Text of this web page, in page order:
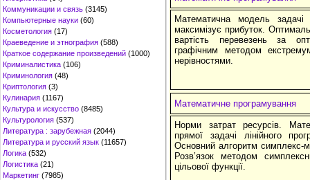
Коммуникации и связь (3145)
Компьютерные науки (60)
Косметология (17)
Краеведение и этнография (588)
Краткое содержание произведений (1000)
Криминалистика (106)
Криминология (48)
Криптология (3)
Кулинария (1167)
Культура и искусство (8485)
Культурология (537)
Литература : зарубежная (2044)
Литература и русский язык (11657)
Логика (532)
Логистика (21)
Маркетинг (7985)
Математична модель
максимізує прибуток.
вартість перевезень за
графічним методом
нерівностями.
Математичне програмування
Норми затрат ресурсів.
прямої задачі лінійного
Основний алгоритм симплекс-
Розв’язок методом
цільової функції.